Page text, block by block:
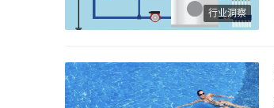
行业洞察